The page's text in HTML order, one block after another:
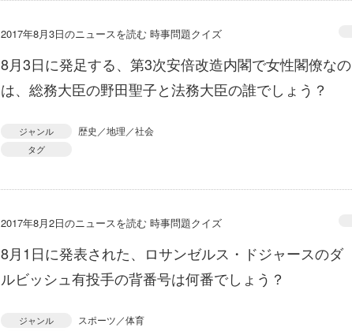
2017年8月3日のニュースを読む 時事問題クイズ
8月3日に発足する、第3次安倍改造内閣で女性閣僚なの
は、総務大臣の野田聖子と法務大臣の誰でしょう？
ジャンル 歴史／地理／社会
タグ
2017年8月2日のニュースを読む 時事問題クイズ
8月1日に発表された、ロサンゼルス・ドジャースのダ
ルビッシュ有投手の背番号は何番でしょう？
ジャンル スポーツ／体育